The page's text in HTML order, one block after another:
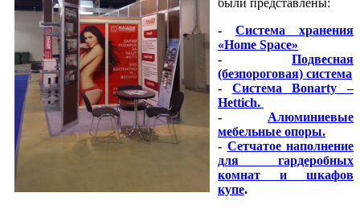
были представлены:
- Система хранения
«Home Space»
- Подвесная
(безпороговая) система
- Система Вonarty –
Hettich.
- Алюминиевые
мебельные опоры.
- Сетчатое наполнение
для гардеробных
комнат и шкафов
купе.